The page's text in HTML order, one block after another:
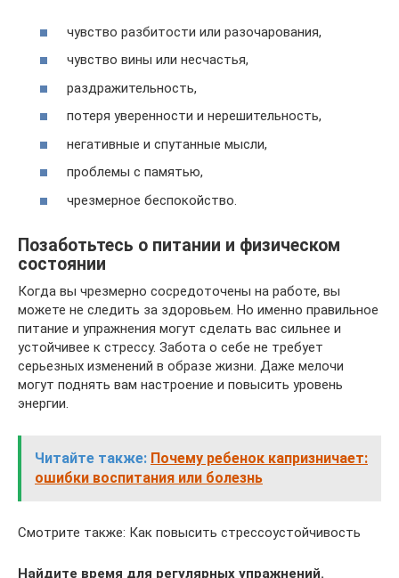
чувство разбитости или разочарования,
чувство вины или несчастья,
раздражительность,
потеря уверенности и нерешительность,
негативные и спутанные мысли,
проблемы с памятью,
чрезмерное беспокойство.
Позаботьтесь о питании и физическом
состоянии
Когда вы чрезмерно сосредоточены на работе, вы
можете не следить за здоровьем. Но именно правильное
питание и упражнения могут сделать вас сильнее и
устойчивее к стрессу. Забота о себе не требует
серьезных изменений в образе жизни. Даже мелочи
могут поднять вам настроение и повысить уровень
энергии.
Читайте также: Почему ребенок капризничает:
ошибки воспитания или болезнь
Смотрите также: Как повысить стрессоустойчивость
Найдите время для регулярных упражнений.